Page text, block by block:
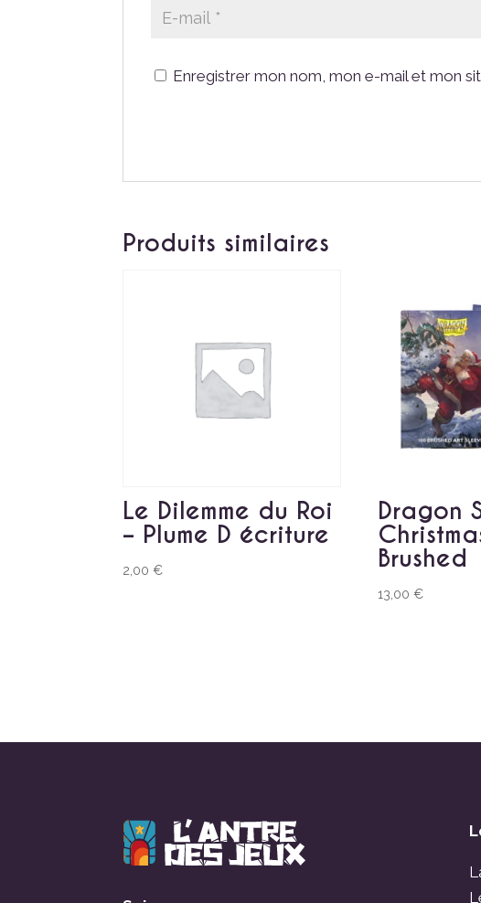
Enregistrer mon nom, mon e-mail et mon
Produits similaires
Le Dilemme du Roi
– Plume D écriture
2,00€
Dragon
Brushed
13,00€